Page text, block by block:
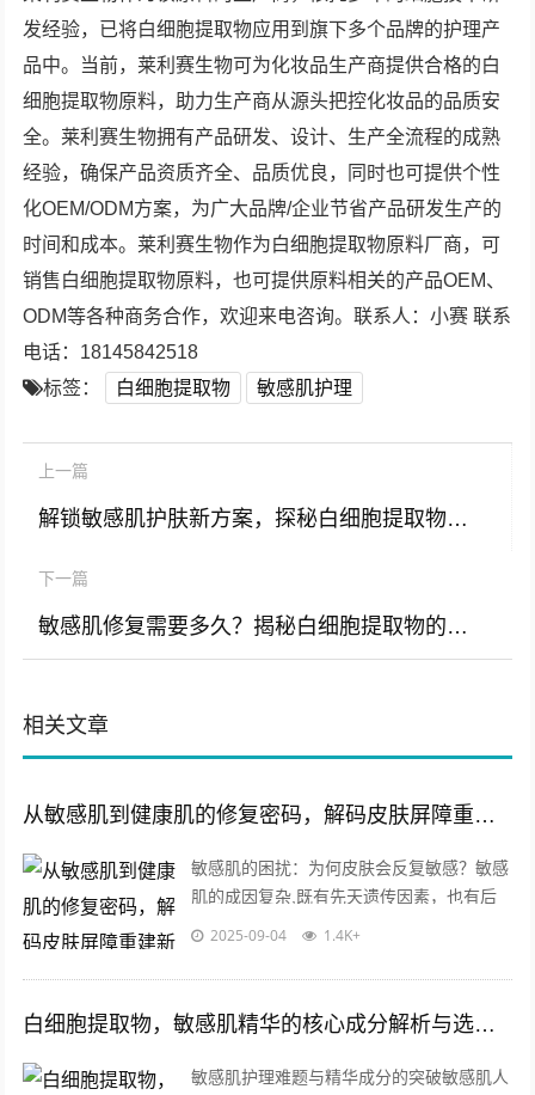
发经验，已将白细胞提取物应用到旗下多个品牌的护理产
品中。当前，莱利赛生物可为化妆品生产商提供合格的白
细胞提取物原料，助力生产商从源头把控化妆品的品质安
全。莱利赛生物拥有产品研发、设计、生产全流程的成熟
经验，确保产品资质齐全、品质优良，同时也可提供个性
化OEM/ODM方案，为广大品牌/企业节省产品研发生产的
时间和成本。莱利赛生物作为白细胞提取物原料厂商，可
销售白细胞提取物原料，也可提供原料相关的产品OEM、
ODM等各种商务合作，欢迎来电咨询。联系人：小赛 联系
电话：18145842518
标签：
白细胞提取物 敏感肌护理
上一篇
解锁敏感肌护肤新方案，探秘白细胞提取物在舒缓修护型化妆水中的核心价值
下一篇
敏感肌修复需要多久？揭秘白细胞提取物的肌肤修复时效与原料优势
相关文章
从敏感肌到健康肌的修复密码，解码皮肤屏障重建新思路
敏感肌的困扰：为何皮肤会反复敏感？敏感
肌的成因复杂,既有先天遗传因素，也有后
天环境刺激的影响，当皮肤屏障受损时，外
2025-09-04 1.4K+
白细胞提取物，敏感肌精华的核心成分解析与选购指南
敏感肌护理难题与精华成分的突破敏感肌人